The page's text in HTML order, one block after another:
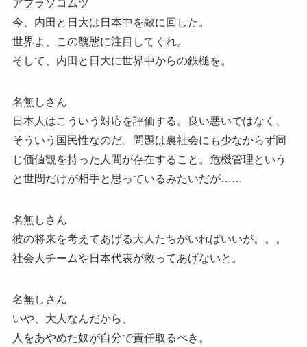
アブラソコムツ
今、内田と日大は日本中を敵に回した。
世界よ、この醜態に注目してくれ。
そして、内田と日大に世界中からの鉄槌を。
名無しさん
日本人はこういう対応を評価する。良い悪いではなく、
そういう国民性なのだ。問題は裏社会にも少なからず同
じ価値観を持った人間が存在すること。危機管理という
と世間だけが相手と思っているみたいだが……
名無しさん
彼の将来を考えてあげる大人たちがいればいいが。。。
社会人チームや日本代表が救ってあげないと。
名無しさん
いや、大人なんだから、
人をあやめた奴が自分で責任取るべき。